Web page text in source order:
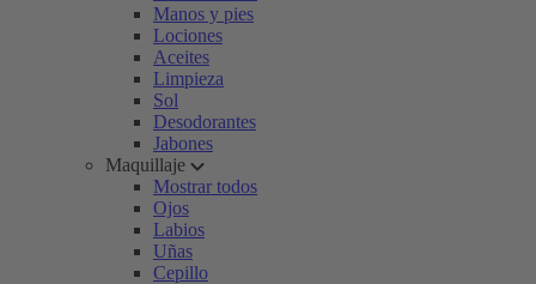
Manos y pies
Lociones
Aceites
Limpieza
Sol
Desodorantes
Jabones
Maquillaje
Mostrar todos
Ojos
Labios
Uñas
Cepillo